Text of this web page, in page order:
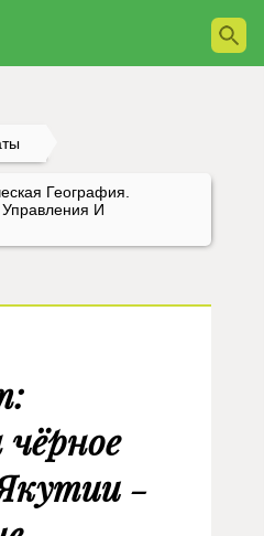
География.
И
-